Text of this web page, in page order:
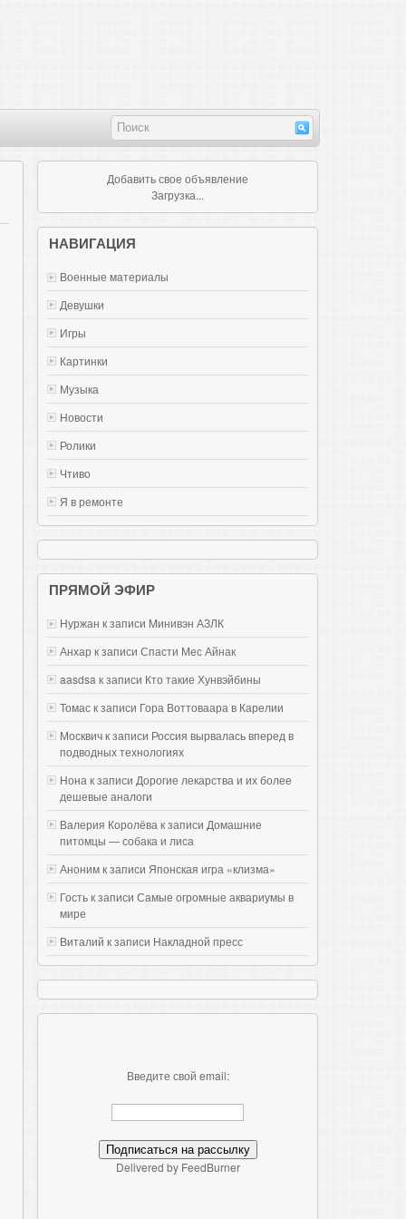
Добавить свое объявление
Загрузка...
НАВИГАЦИЯ
Военные материалы
Девушки
Игры
Картинки
Музыка
Новости
Ролики
Чтиво
Я в ремонте
ПРЯМОЙ ЭФИР
Нуржан к записи Mинивэн АЗЛК
Анхар к записи Спасти Мес Айнак
aasdsa к записи Кто такие Хунвэйбины
Томас к записи Гора Воттоваара в Карелии
Москвич к записи Россия вырвалась вперед в
подводных технологиях
Нона к записи Дорогие лекарства и их более
дешевые аналоги
Валерия Королёва к записи Домашние
питомцы — собака и лиса
Аноним к записи Японская игра «клизма»
Гость к записи Самые огромные аквариумы в
мире
Виталий к записи Накладной пресс
Введите свой email:
Delivered by FeedBurner